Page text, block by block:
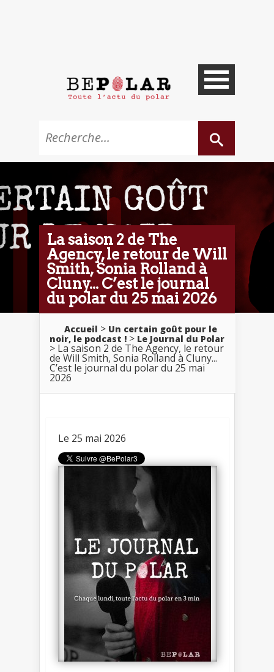
La saison 2 de The
Agency, le retour de Will
Smith, Sonia Rolland à
Cluny... C’est le journal
du polar du 25 mai 2026
Accueil > Un certain goût pour le
noir, le podcast ! > Le Journal du Polar
> La saison 2 de The Agency, le retour
de Will Smith, Sonia Rolland à Cluny...
C’est le journal du polar du 25 mai
2026
Le 25 mai 2026